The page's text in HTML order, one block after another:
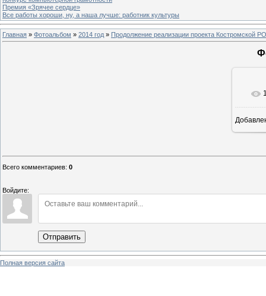
Премия «Зрячее сердце»
Все работы хороши, ну, а наша лучше: работник культуры
Главная » Фотоальбом » 2014 год » Продолжение реализации проекта Костромской
Всего комментариев: 0
Войдите:
Отправить
Полная версия сайта